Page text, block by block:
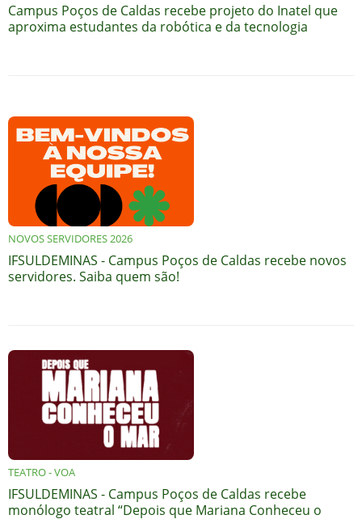
Campus Poços de Caldas recebe projeto do Inatel que
aproxima estudantes da robótica e da tecnologia
NOVOS SERVIDORES 2026
IFSULDEMINAS - Campus Poços de Caldas recebe novos
servidores. Saiba quem são!
TEATRO - VOA
IFSULDEMINAS - Campus Poços de Caldas recebe
monólogo teatral “Depois que Mariana Conheceu o